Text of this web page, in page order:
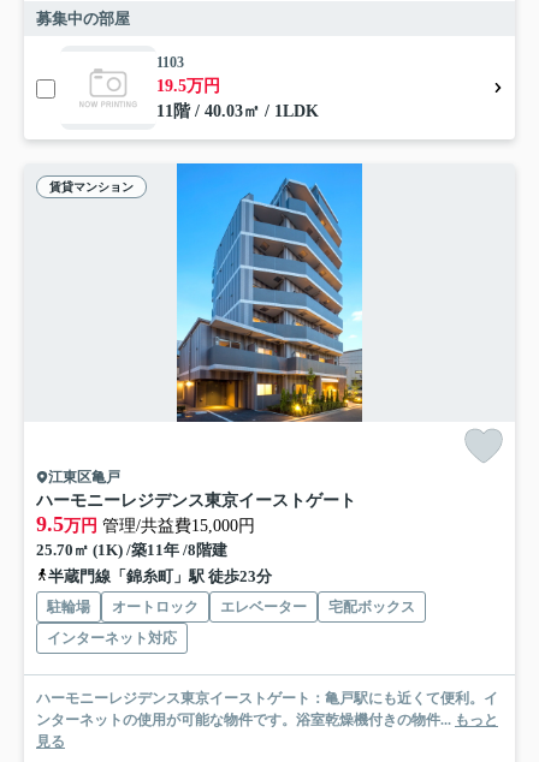
募集中の部屋
1103
19.5万円
11階 / 40.03㎡ / 1LDK
賃貸マンション
江東区亀戸
ハーモニーレジデンス東京イーストゲート
9.5万円 管理/共益費15,000円
25.70㎡ (1K) /築11年 /8階建
半蔵門線「錦糸町」駅 徒歩23分
駐輪場 オートロック エレベーター
宅配ボックス
インターネット対応
ハーモニーレジデンス東京イーストゲート：亀戸駅にも近くて便利。イ
ンターネットの使用が可能な物件です。浴室乾燥機付きの物件... もっと
見る